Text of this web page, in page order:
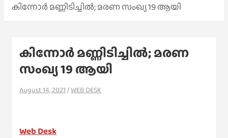
കിന്നോർ മണ്ണിടിച്ചിൽ; മരണ സംഖ്യ 19 ആയി
കിന്നോർ മണ്ണിടിച്ചിൽ; മരണ
സംഖ്യ 19 ആയി
August 14, 2021 WEB DESK
Web Desk